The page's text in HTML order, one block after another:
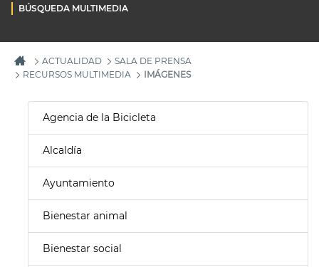
BÚSQUEDA MULTIMEDIA
ACTUALIDAD
SALA DE PRENSA
RECURSOS MULTIMEDIA
IMÁGENES
Agencia de la Bicicleta
Alcaldía
Ayuntamiento
Bienestar animal
Bienestar social